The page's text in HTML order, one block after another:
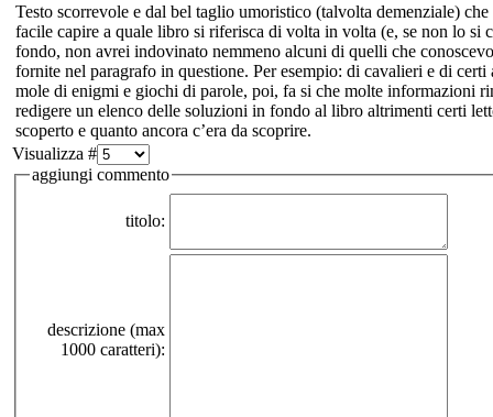
Testo scorrevole e dal bel taglio umoristico (talvolta demenziale)
facile capire a quale libro si riferisca di volta in volta (e, se non lo
fondo, non avrei indovinato nemmeno alcuni di quelli che
fornite nel paragrafo in questione. Per esempio: di cavalieri e di
mole di enigmi e giochi di parole, poi, fa si che molte informazioni
redigere un elenco delle soluzioni in fondo al libro altrimenti certi
scoperto e quanto ancora c’era da scoprire.
Visualizza #
aggiungi commento
titolo:
descrizione (max
1000 caratteri):